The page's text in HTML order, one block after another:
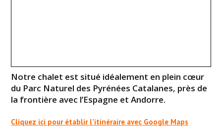
Notre chalet est situé idéalement en plein cœur
du Parc Naturel des Pyrénées Catalanes, près de
la frontière avec l’Espagne et Andorre.
Cliquez ici pour établir l’itinéraire avec Google Maps